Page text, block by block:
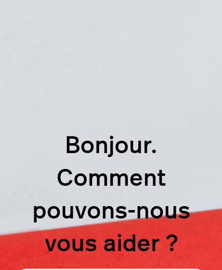
Bonjour.
Comment
pouvons-nous
vous aider ?